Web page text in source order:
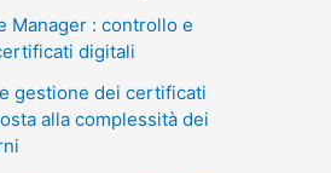
Manager : controllo e
digitali
gestione dei certificati
alla complessità dei